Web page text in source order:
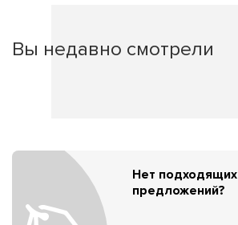
Вы недавно смотрели
Нет подходящих
предложений?